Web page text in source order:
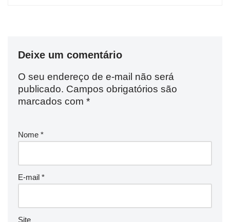
Deixe um comentário
O seu endereço de e-mail não será
publicado. Campos obrigatórios são
marcados com *
Nome *
E-mail *
Site